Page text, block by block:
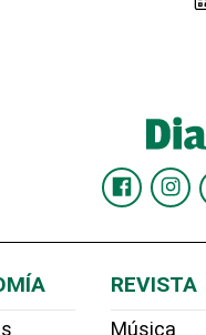
REVISTA
Música